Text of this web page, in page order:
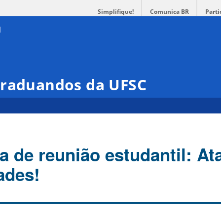
Simplifique! Comunica BR
da UFSC
de reunião estudantil: